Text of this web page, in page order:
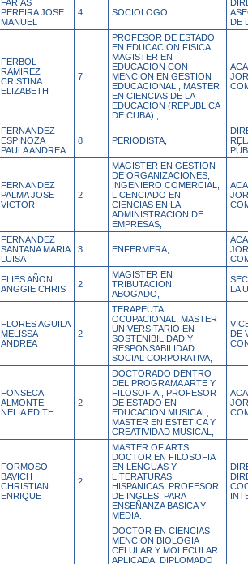
FARIAS
PEREIRA JOSE
MANUEL
4 SOCIOLOGO,
DE
FERBOL
RAMIREZ
CRISTINA
ELIZABETH
7
PROFESOR DE ESTADO
EN EDUCACION FISICA,
MAGISTER EN
EDUCACION CON
MENCION EN GESTION
EDUCACIONAL., MASTER
EN CIENCIAS DE LA
EDUCACION (REPUBLICA
DE CUBA).,
FERNANDEZ
ESPINOZA
PAULA ANDREA
8 PERIODISTA,
FERNANDEZ
PALMA JOSE
VICTOR
2
MAGISTER EN GESTION
DE ORGANIZACIONES,
INGENIERO COMERCIAL,
LICENCIADO EN
CIENCIAS EN LA
ADMINISTRACION DE
EMPRESAS,
FERNANDEZ
SANTANA MARIA
LUISA
3 ENFERMERA,
FLIES AÑON
ANGGIE CHRIS
2
MAGISTER EN
TRIBUTACION,
ABOGADO,
LA
FLORES AGUILA
MELISSA
ANDREA
2
TERAPEUTA
OCUPACIONAL, MASTER
UNIVERSITARIO EN
SOSTENIBILIDAD Y
RESPONSABILIDAD
SOCIAL CORPORATIVA,
DE
FONSECA
ALMONTE
NELIA EDITH
2
DOCTORADO DENTRO
DEL PROGRAMA ARTE Y
FILOSOFIA., PROFESOR
DE ESTADO EN
EDUCACION MUSICAL,
MASTER EN ESTETICA Y
CREATIVIDAD MUSICAL,
FORMOSO
BAVICH
CHRISTIAN
ENRIQUE
2
MASTER OF ARTS,
DOCTOR EN FILOSOFIA
EN LENGUAS Y
LITERATURAS
HISPANICAS, PROFESOR
DE INGLES, PARA
ENSEÑANZA BASICA Y
MEDIA.,
DOCTOR EN CIENCIAS
MENCION BIOLOGIA
CELULAR Y MOLECULAR
APLICADA, DIPLOMADO